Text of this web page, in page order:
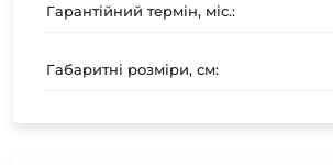
Гарантійний термін, міс.:
Габаритні розміри, см: